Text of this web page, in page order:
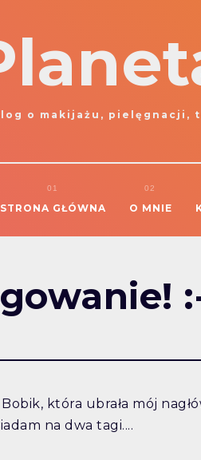
o makijażu, pielęgnacji,
STRONA GŁÓWNA O MNIE
która ubrała mój
na dwa tagi....